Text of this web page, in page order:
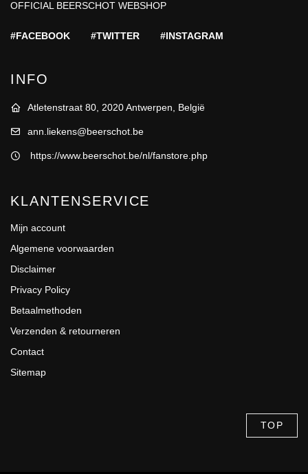
OFFICIAL BEERSCHOT WEBSHOP
#FACEBOOK #TWITTER #INSTAGRAM
INFO
Atletenstraat 80, 2020 Antwerpen, België
ann.liekens@beerschot.be
https://www.beerschot.be/nl/fanstore.php
KLANTENSERVICE
Mijn account
Algemene voorwaarden
Disclaimer
Privacy Policy
Betaalmethoden
Verzenden & retourneren
Contact
Sitemap
TOP